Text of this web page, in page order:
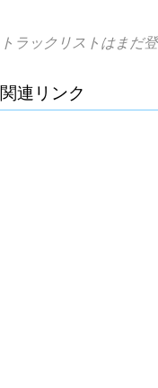
トラックリストはまだ
関連リンク